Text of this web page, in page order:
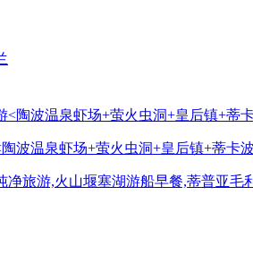
波温泉虾场+萤火虫洞+皇后镇+蒂卡
净旅游,火山堰塞湖游船早餐,蒂普亚毛